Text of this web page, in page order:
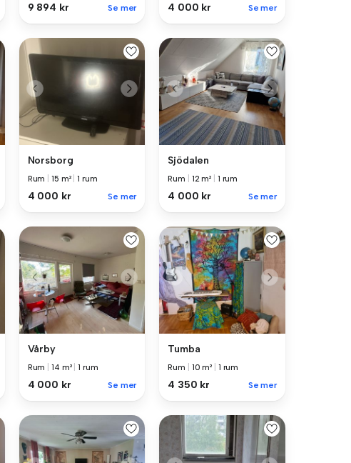
9 894 kr Se mer 4 000 kr Se mer
Norsborg
Rum 15 m² |1 rum
4 000 kr Se mer
Sjödalen
Rum 12 m² 1 rum
4 000 kr Se mer
Vårby
Rum 14 m² |1 rum
4 000 kr Se mer
Tumba
Rum 10 m² 1 rum
4 350 kr Se mer